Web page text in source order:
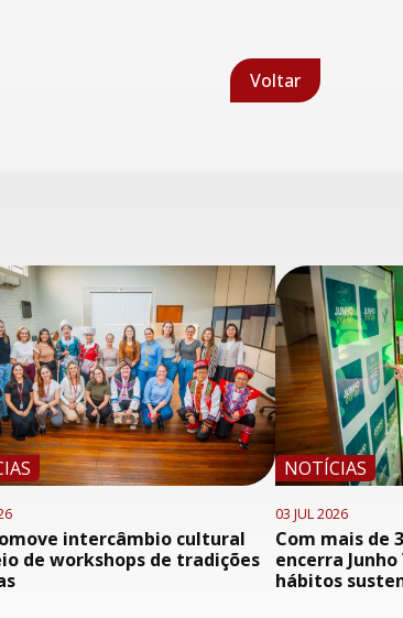
Voltar
intercâmbio cultural
de workshops de tradições
NOTÍCIAS
03 JUL 2026
Com mais de
encerra
hábitos